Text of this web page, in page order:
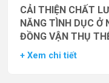
CẢI THIỆN CHẤT
NĂNG TÌNH DỤC Ở
ĐỒNG VẬN THỤ
+ Xem chi tiết